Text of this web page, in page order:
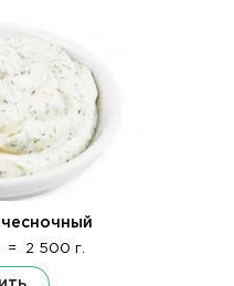
= 2 500 г.